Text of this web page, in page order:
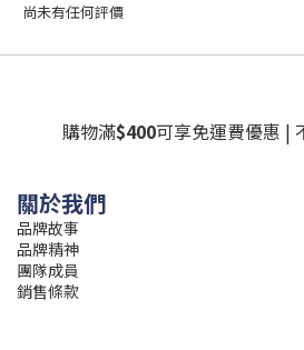
尚未有任何評價
購物滿$400可享免運費優惠 |
關於我們
品牌故事
品牌精神
團隊成員
銷售條款